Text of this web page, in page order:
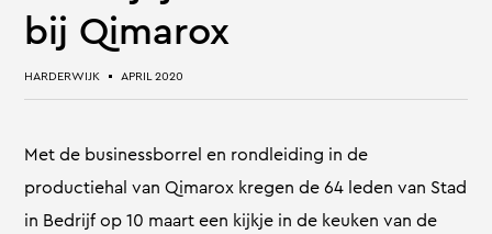
bij Qimarox
HARDERWIJK APRIL 2020
Met de businessborrel en rondleiding in de
productiehal van Qimarox kregen de 64 leden van Stad
in Bedrijf op 10 maart een kijkje in de keuken van de